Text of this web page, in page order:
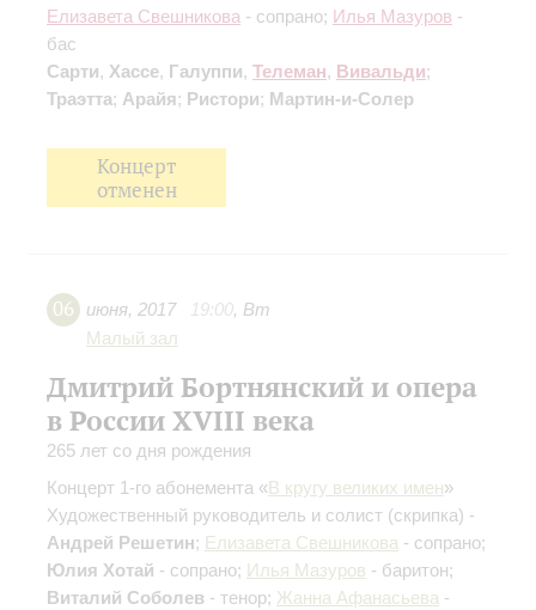
Елизавета Свешникова - сопрано; Илья Мазуров -
бас
Сарти, Хассе, Галуппи, Телеман, Вивальди;
Траэтта; Арайя; Ристори; Мартин-и-Солер
Концерт
отменен
06 июня, 2017 19:00, Вт
Малый зал
Дмитрий Бортнянский и опера
в России XVIII века
265 лет со дня рождения
Концерт 1-го абонемента «В кругу великих имен»
Художественный руководитель и солист (скрипка) -
Андрей Решетин; Елизавета Свешникова - сопрано;
Юлия Хотай - сопрано; Илья Мазуров - баритон;
Виталий Соболев - тенор; Жанна Афанасьева -